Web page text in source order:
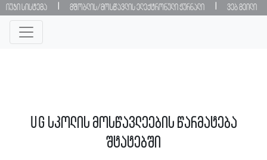
იუჯი სისტემა მშობლის/მოსწავლის ელექტრონული ჟურნალი ვებ მეილი
UG სკოლის მოსწავლეების წარმატება
შტატებში